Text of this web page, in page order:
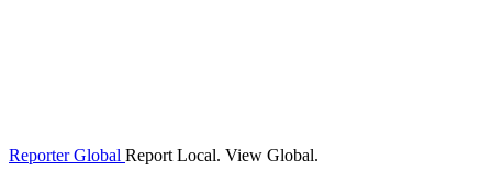
Reporter Global Report Local. View Global.